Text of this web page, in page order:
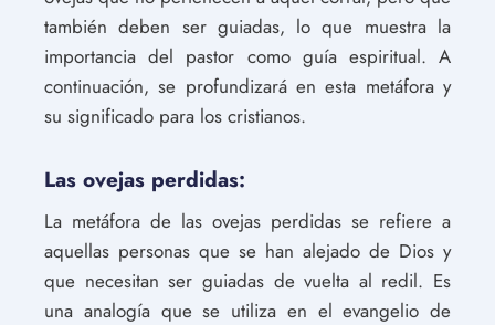
también deben ser guiadas, lo que muestra la
importancia del pastor como guía espiritual. A
continuación, se profundizará en esta metáfora y
su significado para los cristianos.
Las ovejas perdidas:
La metáfora de las ovejas perdidas se refiere a
aquellas personas que se han alejado de Dios y
que necesitan ser guiadas de vuelta al redil. Es
una analogía que se utiliza en el evangelio de